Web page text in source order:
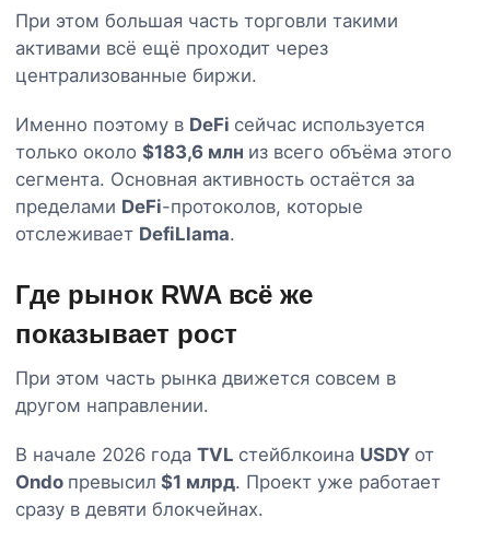
При этом большая часть торговли такими
активами всё ещё проходит через
централизованные биржи.
Именно поэтому в DeFi сейчас используется
только около $183,6 млн из всего объёма этого
сегмента. Основная активность остаётся за
пределами DeFi-протоколов, которые
отслеживает DefiLlama.
Где рынок RWA всё же
показывает рост
При этом часть рынка движется совсем в
другом направлении.
В начале 2026 года TVL стейблкоина USDY от
Ondo превысил $1 млрд. Проект уже работает
сразу в девяти блокчейнах.